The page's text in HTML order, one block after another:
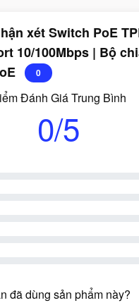
xét Switch PoE
10/100Mbps | Bộ
0
Đánh Giá Trung Bình
0/5
đã dùng sản phẩm này?